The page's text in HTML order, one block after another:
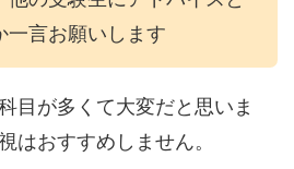
一言お願いします
が多くて大変だと思いま
はおすすめしません。